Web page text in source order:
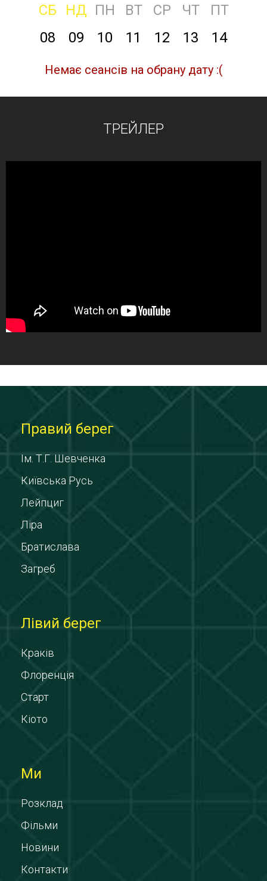
СБ НД ПН ВТ СР ЧТ
ПТ
08
09 10 11 12 13 14
Немає сеансів на обрану дату :(
ТРЕЙЛЕР
Правий берег
Ім. Т.Г. Шевченка
Київська Русь
Лейпциг
Ліра
Братислава
Загреб
Лівий берег
Краків
Флоренція
Старт
Кіото
Ми
Розклад
Фільми
Новини
Контакти